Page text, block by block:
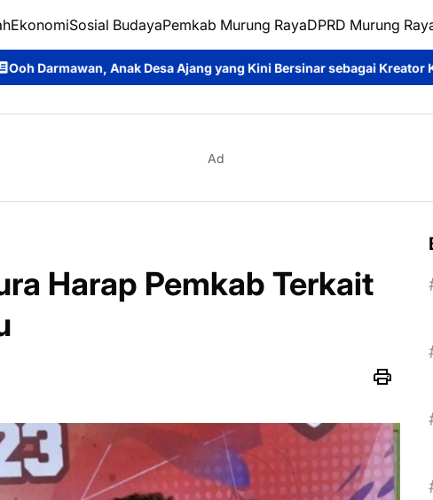
EkonomiSosial BudayaPemkab Murung RayaDPRD Murung
Ajang yang Kini Bersinar sebagai Kreator Konten dan Pemeran
Ad
Harap Pemkab Terkait